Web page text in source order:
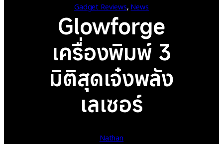
Gadget Reviews, News
Glowforge
เครื่องพิมพ์ 3
มิติสุดเจ๋งพลัง
เลเซอร์
Nathan